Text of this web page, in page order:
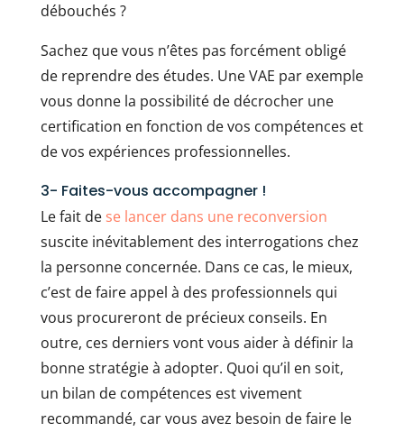
débouchés ?
Sachez que vous n’êtes pas forcément obligé
de reprendre des études. Une VAE par exemple
vous donne la possibilité de décrocher une
certification en fonction de vos compétences et
de vos expériences professionnelles.
3- Faites-vous accompagner !
Le fait de se lancer dans une reconversion
suscite inévitablement des interrogations chez
la personne concernée. Dans ce cas, le mieux,
c’est de faire appel à des professionnels qui
vous procureront de précieux conseils. En
outre, ces derniers vont vous aider à définir la
bonne stratégie à adopter. Quoi qu’il en soit,
un bilan de compétences est vivement
recommandé, car vous avez besoin de faire le